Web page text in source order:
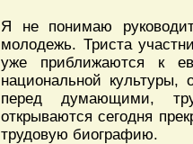
Я не понимаю
молодежь. Триста
уже приближаются к
национальной культуры,
перед думающими,
открываются сегодня
трудовую биографию.